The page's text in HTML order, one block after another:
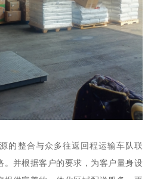
的整合与众多往返回程运输车队联
。并根据客户的要求，为客户量身设